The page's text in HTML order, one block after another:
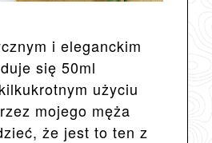
i eleganckim
się 50ml
użyciu
mojego męża
że jest to ten z